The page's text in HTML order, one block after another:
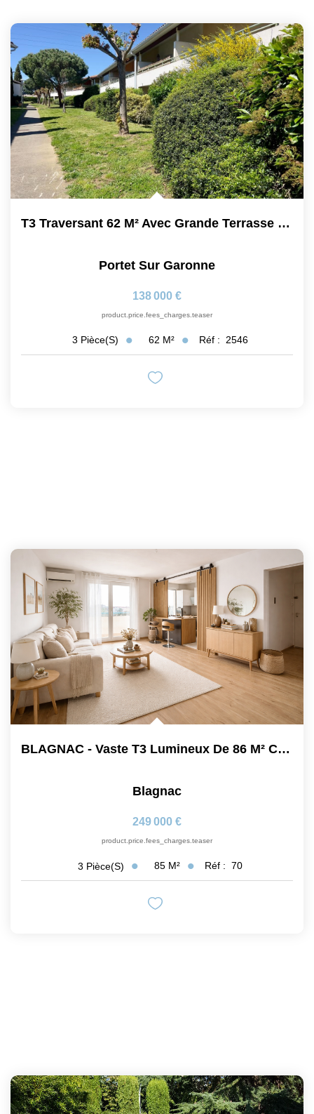
T3 Traversant 62 M² Avec Grande Terrasse Et 2 Parkings
Portet Sur Garonne
138 000 €
product.price.fees_charges.teaser
3 Pièce(s) 62 M² Réf : 2546
BLAGNAC - Vaste T3 Lumineux De 86 M² Climatisé - Dernier...
Blagnac
249 000 €
product.price.fees_charges.teaser
3 Pièce(s) 85 M² Réf : 70